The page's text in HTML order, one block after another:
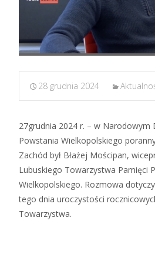
28 grudnia 2024
27grudnia 2024 r. – w Narodowym
Powstania Wielkopolskiego
Zachód był Błażej Mościpan,
Lubuskiego Towarzystwa Pamięci
Wielkopolskiego. Rozmowa
tego dnia uroczystości
Towarzystwa.